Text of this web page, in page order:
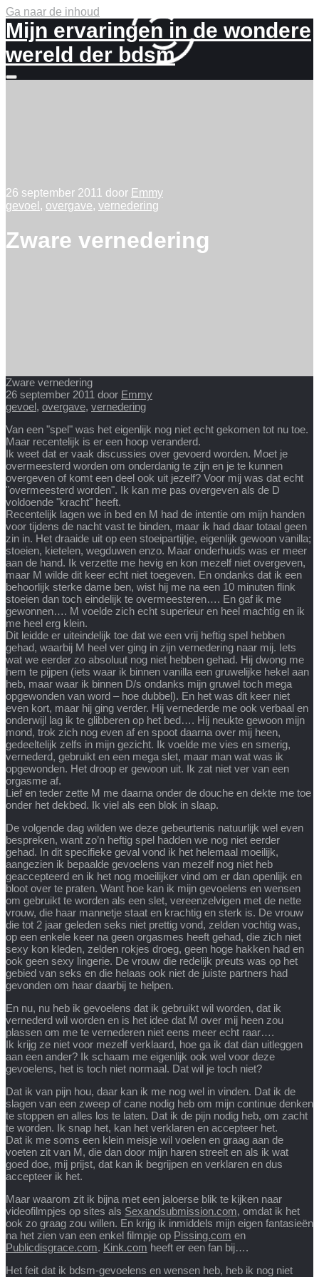
Ga naar de inhoud
Mijn ervaringen in de wondere
wereld der bdsm
Meer
26 september 2011 door Emmy
gevoel , overgave, vernedering
Zware vernedering
Zware vernedering
26 september 2011 door Emmy
gevoel, overgave, vernedering
Van een "spel" was het eigenlijk nog niet echt gekomen tot nu toe.
Maar recentelijk is er een hoop veranderd.
Ik weet dat er vaak discussies over gevoerd worden. Moet je
overmeesterd worden om onderdanig te zijn en je te kunnen
overgeven of komt een deel ook uit jezelf? Voor mij was dat echt
"overmeesterd worden". Ik kan me pas overgeven als de D
voldoende "kracht" heeft.
Recentelijk lagen we in bed en M had de intentie om mijn handen
voor tijdens de nacht vast te binden, maar ik had daar totaal geen
zin in. Het draaide uit op een stoeipartijtje, eigenlijk gewoon vanilla;
stoeien, kietelen, wegduwen enzo. Maar onderhuids was er meer
aan de hand. Ik verzette me hevig en kon mezelf niet overgeven,
maar M wilde dit keer echt niet toegeven. En ondanks dat ik een
behoorlijk sterke dame ben, wist hij me na een 10 minuten flink
stoeien dan toch eindelijk te overmeesteren…. En gaf ik me
gewonnen…. M voelde zich echt superieur en heel machtig en ik
me heel erg klein.
Dit leidde er uiteindelijk toe dat we een vrij heftig spel hebben
gehad, waarbij M heel ver ging in zijn vernedering naar mij. Iets
wat we eerder zo absoluut nog niet hebben gehad. Hij dwong me
hem te pijpen (iets waar ik binnen vanilla een gruwelijke hekel aan
heb, maar waar ik binnen D/s ondanks mijn gruwel toch mega
opgewonden van word – hoe dubbel). En het was dit keer niet
even kort, maar hij ging verder. Hij vernederde me ook verbaal en
onderwijl lag ik te glibberen op het bed…. Hij neukte gewoon mijn
mond, trok zich nog even af en spoot daarna over mij heen,
gedeeltelijk zelfs in mijn gezicht. Ik voelde me vies en smerig,
vernederd, gebruikt en een mega slet, maar man wat was ik
opgewonden. Het droop er gewoon uit. Ik zat niet ver van een
orgasme af.
Lief en teder zette M me daarna onder de douche en dekte me toe
onder het dekbed. Ik viel als een blok in slaap.
De volgende dag wilden we deze gebeurtenis natuurlijk wel even
bespreken, want zo’n heftig spel hadden we nog niet eerder
gehad. In dit specifieke geval vond ik het helemaal moeilijk,
aangezien ik bepaalde gevoelens van mezelf nog niet heb
geaccepteerd en ik het nog moeilijker vind om er dan openlijk en
bloot over te praten. Want hoe kan ik mijn gevoelens en wensen
om gebruikt te worden als een slet, vereenzelvigen met de nette
vrouw, die haar mannetje staat en krachtig en sterk is. De vrouw
die tot 2 jaar geleden seks niet prettig vond, zelden vochtig was,
op een enkele keer na geen orgasmes heeft gehad, die zich niet
sexy kon kleden, zelden rokjes droeg, geen hoge hakken had en
ook geen sexy lingerie. De vrouw die redelijk preuts was op het
gebied van seks en die helaas ook niet de juiste partners had
gevonden om haar daarbij te helpen.
En nu, nu heb ik gevoelens dat ik gebruikt wil worden, dat ik
vernederd wil worden en is het idee dat M over mij heen zou
plassen om me te vernederen niet eens meer echt raar….
Ik krijg ze niet voor mezelf verklaard, hoe ga ik dat dan uitleggen
aan een ander? Ik schaam me eigenlijk ook wel voor deze
gevoelens, het is toch niet normaal. Dat wil je toch niet?
Dat ik van pijn hou, daar kan ik me nog wel in vinden. Dat ik de
slagen van een zweep of cane nodig heb om mijn continue denken
te stoppen en alles los te laten. Dat ik de pijn nodig heb, om zacht
te worden. Ik snap het, kan het verklaren en accepteer het.
Dat ik me soms een klein meisje wil voelen en graag aan de
voeten zit van M, die dan door mijn haren streelt en als ik wat
goed doe, mij prijst, dat kan ik begrijpen en verklaren en dus
accepteer ik het.
Maar waarom zit ik bijna met een jaloerse blik te kijken naar
videofilmpjes op sites als Sexandsubmission.com, omdat ik het
ook zo graag zou willen. En krijg ik inmiddels mijn eigen fantasieën
na het zien van een enkel filmpje op Pissing.com en
Publicdisgrace.com. Kink.com heeft er een fan bij….
Het feit dat ik bdsm-gevoelens en wensen heb, heb ik nog niet